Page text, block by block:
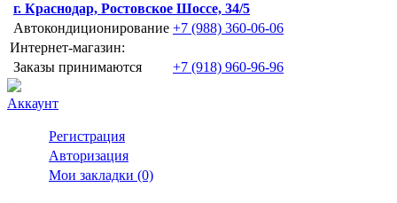
г. Краснодар, Ростовское Шоссе, 34/5
Автокондиционирование +7 (988) 360-06-06
Интернет-магазин:
Заказы принимаются
+7 (918) 960-96-96
Аккаунт
Регистрация
Авторизация
Мои закладки (0)